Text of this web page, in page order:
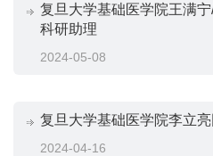
复旦大学基础医学院王满
科研助理
2024-05-08
复旦大学基础医学院李立
2024-04-16